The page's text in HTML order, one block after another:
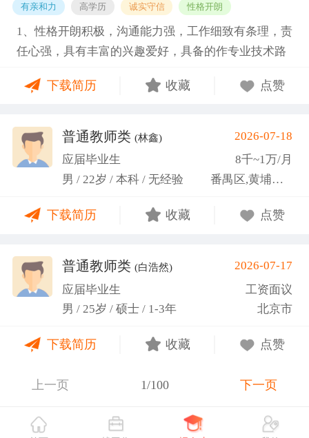
有亲和力 高学历 诚实守信 性格开朗
1、性格开朗积极，沟通能力强，工作细致有条理，责
任心强，具有丰富的兴趣爱好，具备的作专业技术路
任班级生活委员与课程助管，多次组织班级篮球、羽
关活动。
下载简历 收藏 点赞
普通教师类 (林鑫)
2026-07-18
应届毕业生
8千~1万/月
男 / 22岁 / 本科 / 无经验
番禺区,黄埔区,越秀区
下载简历 收藏 点赞
普通教师类 (白浩然)
2026-07-17
应届毕业生
工资面议
男 / 25岁 / 硕士 / 1-3年
北京市
下载简历 收藏 点赞
上一页 1/100 下一页